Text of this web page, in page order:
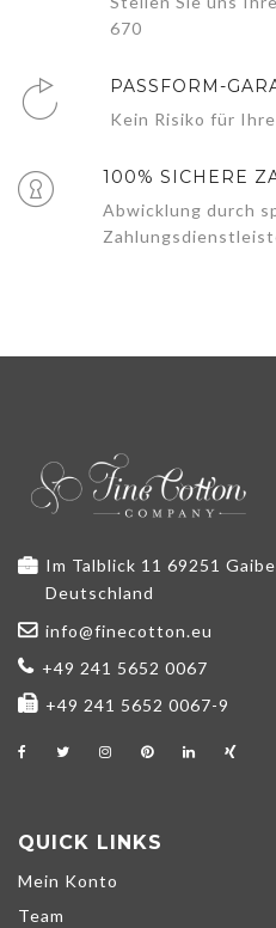
670
PASSFORM-
Kein Risiko für
100% SICHERE
Abwicklung durch
Im Talblick 11 69251
Deutschland
info@finecotton.eu
+49 241 5652 0067
+49 241 5652 0067-9
QUICK LINKS
Mein Konto
Team